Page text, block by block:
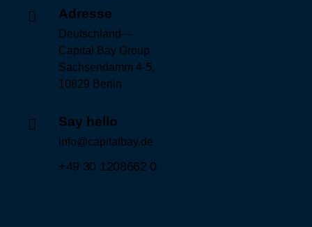
Adresse
Deutschland—
Capital Bay Group
Sachsendamm 4-5,
10829 Berlin
Say hello
info@capitalbay.de
+49 30 1208662 0